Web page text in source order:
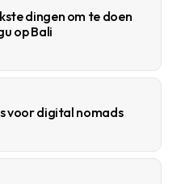
dingen om te doen
op Bali
voor digital nomads